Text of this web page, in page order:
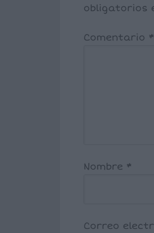
obligatorios
Comentario *
Nombre *
Correo